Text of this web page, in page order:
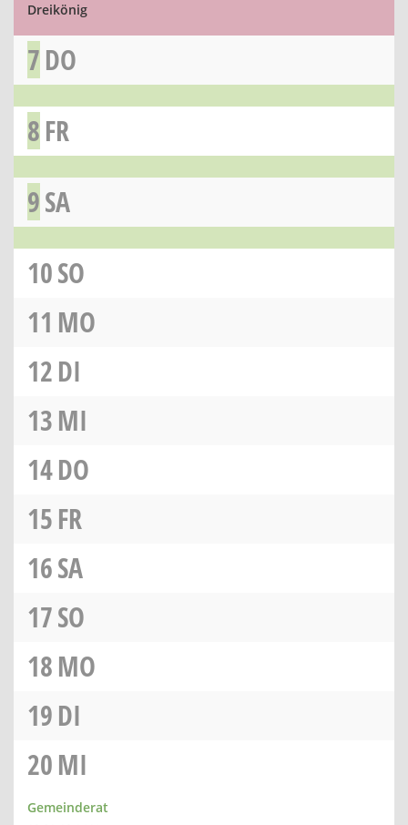
Dreikönig
7DO
8FR
9SA
10SO
11 MO
12DI
13MI
14DO
15FR
16SA
17SO
18MO
19DI
20MI
Gemeinderat